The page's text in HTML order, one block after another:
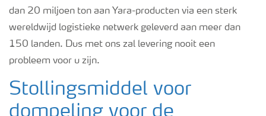
dan 20 miljoen ton aan Yara-producten via een sterk
wereldwijd logistieke netwerk geleverd aan meer dan
150 landen. Dus met ons zal levering nooit een
probleem voor u zijn.
Stollingsmiddel voor